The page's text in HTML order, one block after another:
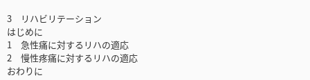
3 リハビリテーション
はじめに
1 急性痛に対するリハの適応
2 慢性疼痛に対するリハの適応
おわりに